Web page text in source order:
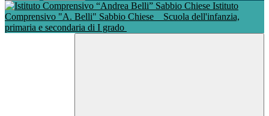
Istituto
Comprensivo "A. Belli" Sabbio Chiese
Scuola dell'infanzia,
primaria e secondaria di I grado